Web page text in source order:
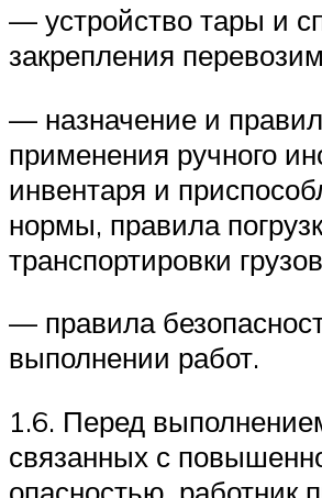
— устройство тары и
закрепления
— назначение и
применения ручного
инвентаря и
нормы, правила
транспортировки
— правила
выполнении работ.
1.6. Перед
связанных с